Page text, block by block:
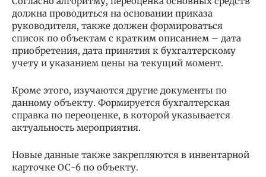
должна проводиться на основании приказа
руководителя, также должен формироваться
список по объектам с кратким описанием – дата
приобретения, дата принятия к бухгалтерскому
учету и указанием цены на текущий момент.
Кроме этого, изучаются другие документы по
данному объекту. Формируется бухгалтерская
справка по переоценке, в которой указывается
актуальность мероприятия.
Новые данные также закрепляются в инвентарной
карточке ОС-6 по объекту.